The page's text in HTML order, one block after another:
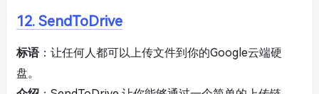
12. SendToDrive
标语：让任何人都可以上传文件到你的Google云端硬
盘。